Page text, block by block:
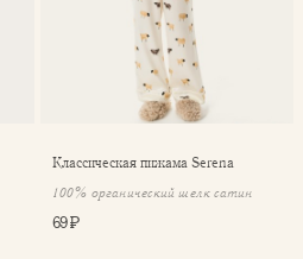
Классическая пижама Serena
100% органический шелк сатин
69 ₽